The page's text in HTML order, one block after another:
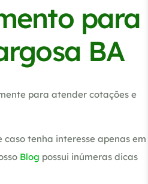
para
BA
para atender cotações e
caso tenha interesse apenas em
Blog possui inúmeras dicas